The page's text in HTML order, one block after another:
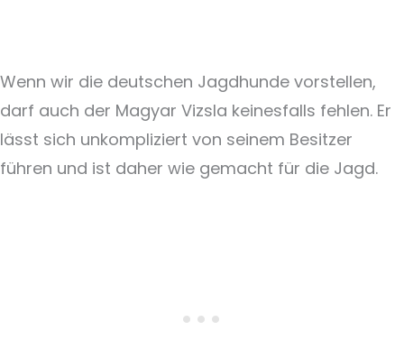
Wenn wir die deutschen Jagdhunde vorstellen,
darf auch der Magyar Vizsla keinesfalls fehlen. Er
lässt sich unkompliziert von seinem Besitzer
führen und ist daher wie gemacht für die Jagd.